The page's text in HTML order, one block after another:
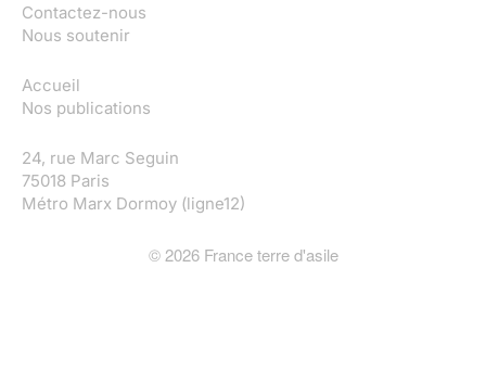
Contactez-nous
Nous soutenir
Accueil
Nos publications
24, rue Marc Seguin
75018 Paris
Métro Marx Dormoy (ligne12)
© 2026France terre d'asile